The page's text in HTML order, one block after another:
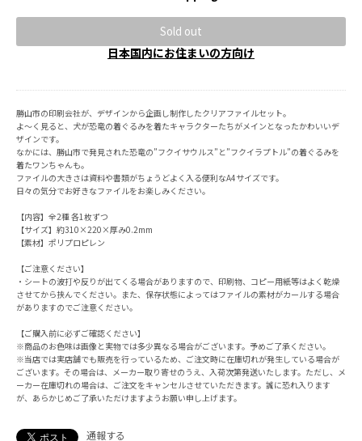
Sold out
日本国内にお住まいの方向け
勝山市の印刷会社が、デザインから企画し制作したクリアファイルセット。
よ〜く見ると、犬が恐竜の着ぐるみを着たキャラクターたちがメインとなったかわいいデ
ザインです。
なかには、勝山市で発見された恐竜の”フクイサウルス”と”フクイラプトル”の着ぐるみを
着たワンちゃんも。
ファイルの大きさは資料や書類がちょうどよく入る便利なA4サイズです。
日々の気分でお好きなファイルをお楽しみください。
【内容】全2種 各1枚ずつ
【サイズ】約310×220×厚み0.2mm
【素材】ポリプロピレン
【ご注意ください】
・シートの波打や反りが出てくる場合がありますので、印刷物、コピー用紙等はよく乾燥
させてから挟んでください。また、保存状態によってはファイルの素材がカールする場合
がありますのでご注意ください。
【ご購入前に必ずご確認ください】
※商品のお色味は画像と実物では多少異なる場合がございます。予めご了承ください。
※当店では実店舗でも販売を行っているため、ご注文時に在庫切れが発生している場合が
ございます。その場合は、メーカー取り寄せのうえ、入荷次第発送いたします。ただし、メ
ーカー在庫切れの場合は、ご注文をキャンセルさせていただきます。誠に恐れ入ります
が、あらかじめご了承いただけますようお願い申し上げます。
通報する